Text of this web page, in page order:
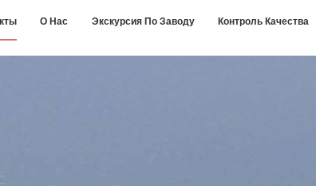
О Нас Экскурсия По Заводу Контроль Качества